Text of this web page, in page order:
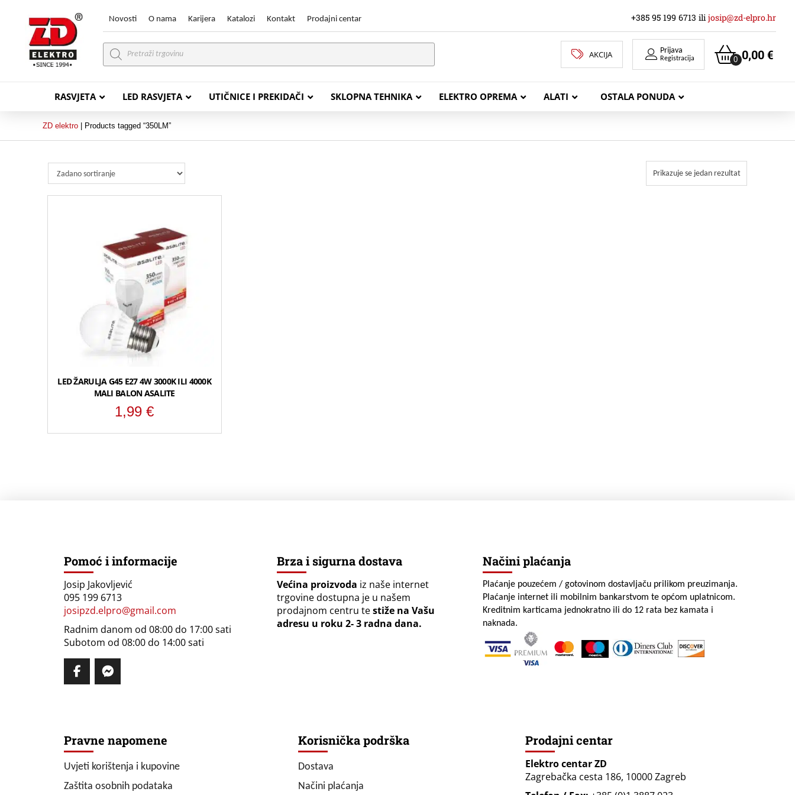
Novosti O nama Karijera Katalozi Kontakt Prodajni centar +385 95 199 6713 ili josip@zd-elpro.hr
Products
search
AKCIJA Prijava
Registracija 0,00€
0
RASVJETA LED RASVJETA UTIČNICE I PREKIDAČI SKLOPNA TEHNIKA ELEKTRO OPREMA ALATI OSTALA PONUDA
PVC VODIČI MREŽNI LAN KABELI
ZD elektro Products tagged “350LM”
Prikazuje se jedan rezultat
LED ŽARULJA G45 E27 4W 3000K ILI 4000K
MALI BALON ASALITE
1,99€
Pomoć i informacije
Josip Jakovljević
095 199 6713
josipzd.elpro@gmail.com
Radnim danom od 08:00 do 17:00 sati
Subotom od 08:00 do 14:00 sati
Brza i sigurna dostava
Većina proizvoda iz naše internet
trgovine dostupna je u našem
prodajnom centru testiže na Vašu
adresu u roku 2- 3 radna dana.
Načini plaćanja
Plaćanje pouzećem / gotovinom dostavljaču prilikom preuzimanja.
Plaćanje internet ili mobilnim bankarstvom te općom uplatnicom.
Kreditnim karticama jednokratno ili do 12 rata bez kamata i
naknada.
Pravne napomene
Uvjeti korištenja i kupovine
Zaštita osobnih podataka
Korisnička podrška
Dostava
Načini plaćanja
Prodajni centar
Elektro centar ZD
Zagrebačka cesta 186, 10000 Zagreb